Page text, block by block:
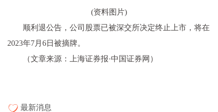
(资料图片)
顺利退公告，公司股票已被深交所决定终止上市，将在
2023年7月6日被摘牌。
（文章来源：上海证券报·中国证券网）
最新消息